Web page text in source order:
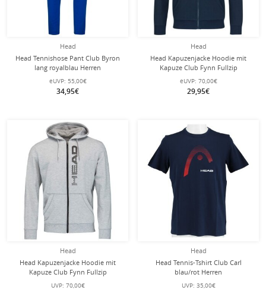
Head
Head Tennishose Pant Club Byron
lang royalblau Herren
eUVP: 55,00€
34,95€
Head
Head Kapuzenjacke Hoodie mit
Kapuze Club Fynn Fullzip
dunkelblau Herren
eUVP: 70,00€
29,95€
Head
Head Kapuzenjacke Hoodie mit
Kapuze Club Fynn Fullzip
graumeliert Herren
UVP: 70,00€
Head
Head Tennis-Tshirt Club Carl
blau/rot Herren
UVP: 35,00€